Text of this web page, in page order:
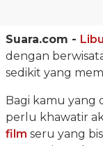
Suara.com -
dengan
sedikit yang
Bagi kamu yang
perlu khawatir
film seru yang